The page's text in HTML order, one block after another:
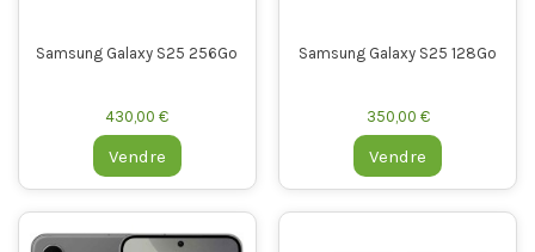
Samsung Galaxy S25 256Go
430,00 €
Vendre
Samsung Galaxy S25 128Go
350,00 €
Vendre